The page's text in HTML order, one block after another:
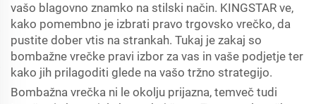
vašo blagovno znamko na stilski način. KINGSTAR ve,
kako pomembno je izbrati pravo trgovsko vrečko, da
pustite dober vtis na strankah. Tukaj je zakaj so
bombažne vrečke pravi izbor za vas in vaše podjetje ter
kako jih prilagoditi glede na vašo tržno strategijo.
Bombažna vrečka ni le okolju prijazna, temveč tudi